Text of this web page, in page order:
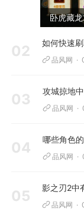
卧虎藏
02 如何快速
品风网
03
品风网
04
品风网
05
品风网